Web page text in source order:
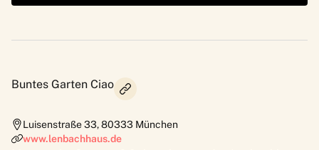
Buntes Garten Ciao
Luisenstraße 33,80333 München
www.lenbachhaus.de